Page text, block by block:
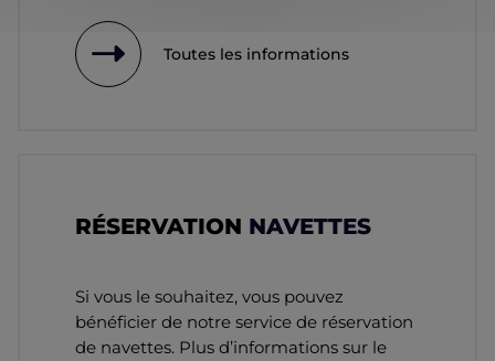
Toutes les informations
RÉSERVATION NAVETTES
Si vous le souhaitez, vous pouvez
bénéficier de notre service de réservation
de navettes. Plus d’informations sur le